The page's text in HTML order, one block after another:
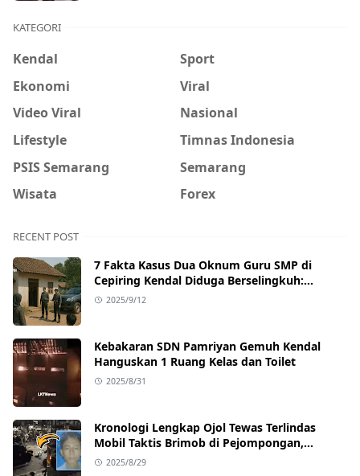
KATEGORI
Kendal
Sport
Ekonomi
Viral
Video Viral
Nasional
Lifestyle
Timnas Indonesia
PSIS Semarang
Semarang
Wisata
Forex
RECENT POST
7 Fakta Kasus Dua Oknum Guru SMP di
Cepiring Kendal Diduga Berselingkuh:
Kronologi, Pengakuan, hingga Sanksi
2025/9/12
Kebakaran SDN Pamriyan Gemuh Kendal
Hanguskan 1 Ruang Kelas dan Toilet
2025/8/31
Kronologi Lengkap Ojol Tewas Terlindas
Mobil Taktis Brimob di Pejompongan,
Ternyata Sedang Antar Orderan
2025/8/29